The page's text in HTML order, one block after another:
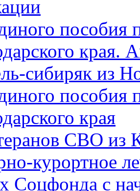
пособия
края.
сибиряк из
пособия
края
СВО из
курортное
Соцфонда с